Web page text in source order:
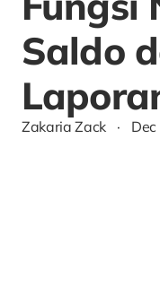
Saldo
Zakaria Zack ·